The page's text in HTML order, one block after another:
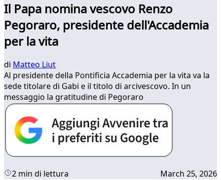
Il Papa nomina vescovo Renzo
Pegoraro, presidente dell'Accademia
per la vita
di Matteo Liut
Al presidente della Pontificia Accademia per la vita va la
sede titolare di Gabi e il titolo di arcivescovo. In un
messaggio la gratitudine di Pegoraro
2 min di lettura March 25, 2026